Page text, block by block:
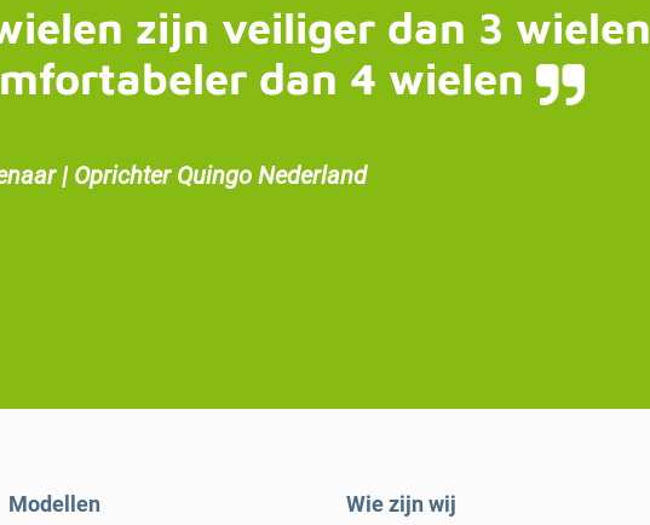
zijn veiliger dan 3 wielen
dan 4 wielen
| Oprichter Quingo Nederland
Modellen Wie zijn wij